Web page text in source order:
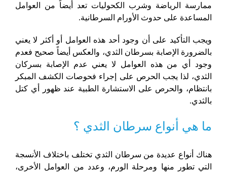
ممارسة الرياضة وشرب الكحوليات تعد أيضاً من العوامل
المساعدة على حدوث الأورام السرطانية.
ويجب التأكيد على أن وجود أحد هذه العوامل أو أكثر لا يعني
بالضرورة الإصابة بسرطان الثدي، والعكس أيضاً صحيح فعدم
وجود أي من هذه العوامل لا يعني عدم الإصابة بسركان
الثدي، لذا يجب الحرص على إجراء فحوصات الكشف المبكر
بانتظام، والحرص على الاستشارة الطبية عند ظهور أي كتل
بالثدي.
ما هي أنواع سرطان الثدي ؟
هناك أنواع عديدة من سرطان الثدي تختلف باختلاف الأنسجة
التي تطور منها ومرحلة الورم، وعدد من العوامل الأخرى،